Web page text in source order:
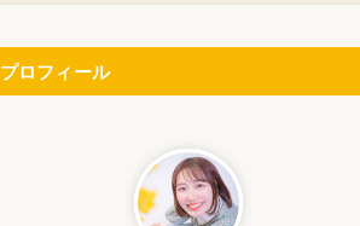
プロフィール